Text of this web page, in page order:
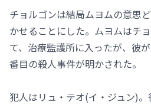
チョルゴンは結局ムヨムの意思
かせることにした。ムヨムはチ
て、治療監護所に入ったが、彼
番目の殺人事件が明かされた。
犯人はリュ・テオ(イ・ジュン)